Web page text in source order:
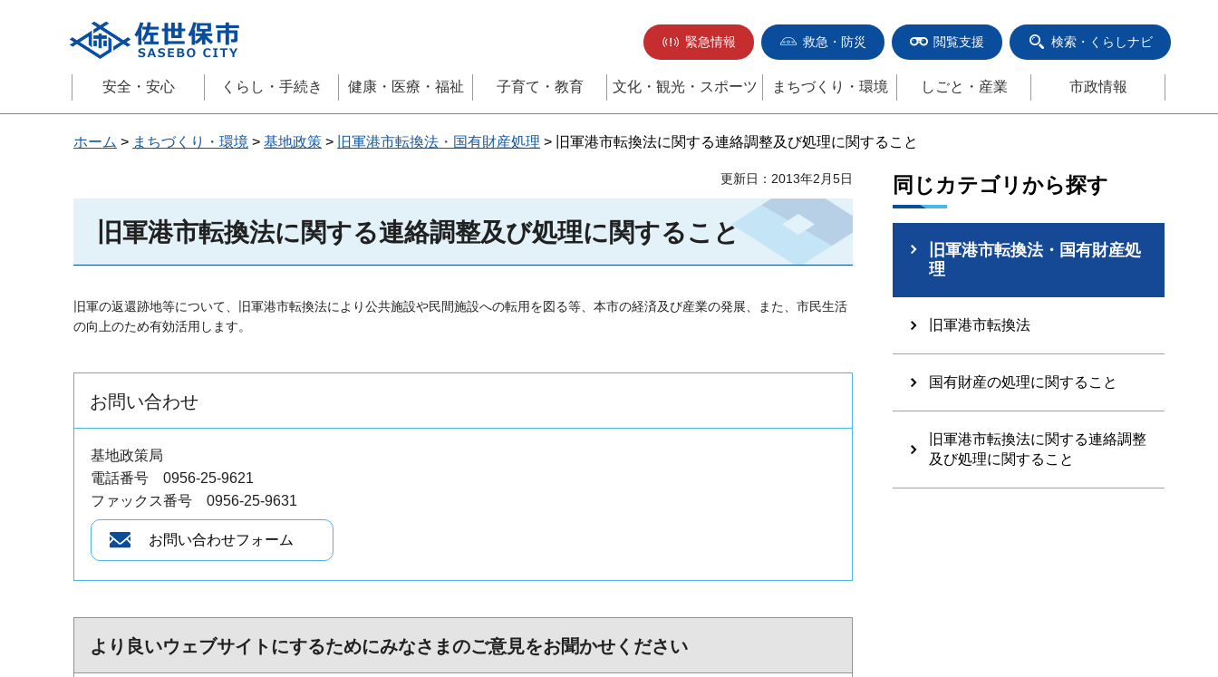
佐世保市
緊急情報
救急・防災 閲覧支援 検索・くらしナビ
安全・安心 くらし・手続き 健康・医療・福祉 子育て・教育 文化・観光・スポーツ まちづくり・環境 しごと・産業 市政情報
ホーム > まちづくり・環境 > 基地政策 > 旧軍港市転換法・国有財産処理 > 旧軍港市転換法に関する連絡調整及び処理に関すること
更新日：2013年2月5日
旧軍港市転換法に関する連絡調整及び処理に関すること
旧軍の返還跡地等について、旧軍港市転換法により公共施設や民間施設への転用を図る等、本市の経済及び産業の発展、また、市民生活
の向上のため有効活用します。
お問い合わせ
基地政策局
電話番号 0956-25-9621
ファックス番号 0956-25-9631
より良いウェブサイトにするためにみなさまのご意見をお聞かせください
同じカテゴリから探す
旧軍港市転換法・国有財産処
理
旧軍港市転換法
国有財産の処理に関すること
旧軍港市転換法に関する連絡調整
及び処理に関すること